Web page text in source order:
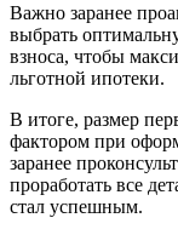
Важно заранее
выбрать
взноса, чтобы
льготной ипотеки.
В итоге, размер
фактором при
заранее
проработать все
стал успешным.